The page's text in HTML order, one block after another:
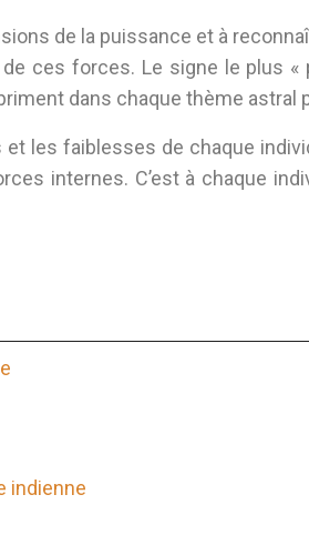
de la puissance et à
ces forces. Le signe le plus
dans chaque thème astral
les faiblesses de chaque
internes. C’est à chaque
indienne